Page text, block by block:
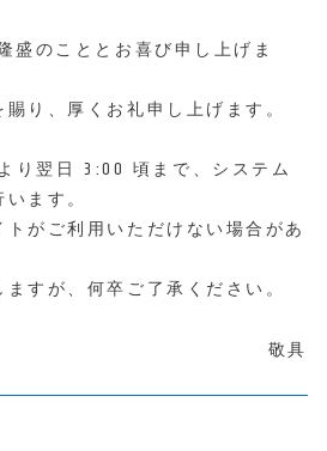
盛のこととお喜び申し上げま
り、厚くお礼申し上げます。
り翌日 3:00 頃まで、システム
ます。
がご利用いただけない場合があ
すが、何卒ご了承ください。
敬具